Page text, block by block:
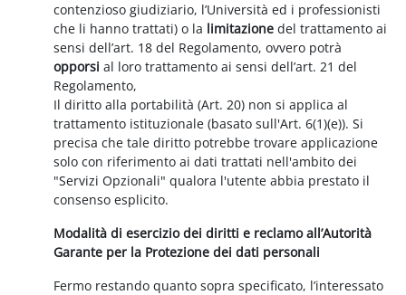
contenzioso giudiziario, l’Università ed i professionisti
che li hanno trattati) o la limitazione del trattamento ai
sensi dell’art. 18 del Regolamento, ovvero potrà
opporsi al loro trattamento ai sensi dell’art. 21 del
Regolamento,
Il diritto alla portabilità (Art. 20) non si applica al
trattamento istituzionale (basato sull'Art. 6(1)(e)). Si
precisa che tale diritto potrebbe trovare applicazione
solo con riferimento ai dati trattati nell'ambito dei
"Servizi Opzionali" qualora l'utente abbia prestato il
consenso esplicito.
Modalità di esercizio dei diritti e reclamo all’Autorità
Garante per la Protezione dei dati personali
Fermo restando quanto sopra specificato, l’interessato